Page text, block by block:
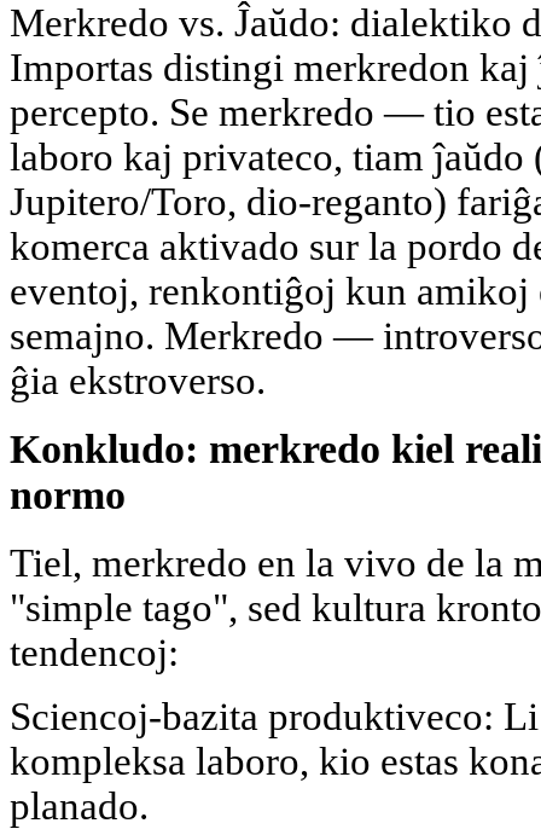
Merkredo vs. Ĵaŭdo: dialektiko
Importas distingi merkredon kaj
percepto. Se merkredo — tio
laboro kaj privateco, tiam
Jupitero/Toro, dio-reganto)
komerca aktivado sur la pordo
eventoj, renkontiĝoj kun amikoj
semajno. Merkredo —
ĝia ekstroverso.
Konkludo: merkredo kiel
normo
Tiel, merkredo en la vivo de la
"simple tago", sed kultura
tendencoj:
Sciencoj-bazita produktiveco:
kompleksa laboro, kio estas
planado.